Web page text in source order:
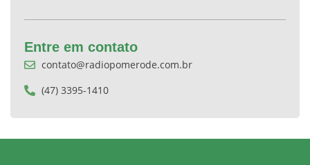
Entre em contato
contato@radiopomerode.com.br
(47) 3395-1410